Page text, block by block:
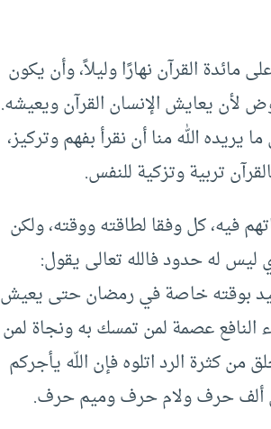
القرآن نهارًا وليلاً، وأن يكون
لأن يعايش الإنسان القرآن ويعيشه.
الله منا أن نقرأ بفهم وتركيز،
تربية وتزكية للنفس.
فيه، كل وفقا لطاقته ووقته، ولكن
له حدود فالله تعالى يقول:
بوقته خاصة في رمضان حتى يعيش
النافع عصمة لمن تمسك به ونجاة لمن
كثرة الرد اتلوه فإن اللّه يأجركم
ألف حرف ولام حرف وميم حرف.